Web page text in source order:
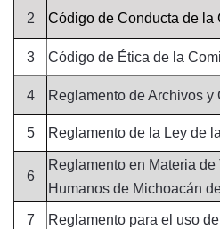
2 Código de Conducta de la
3 Código de Ética de la
4 Reglamento de Archivos
5 Reglamento de la Ley de
6
Reglamento en Materia
Humanos de Michoacán
7 Reglamento para el uso